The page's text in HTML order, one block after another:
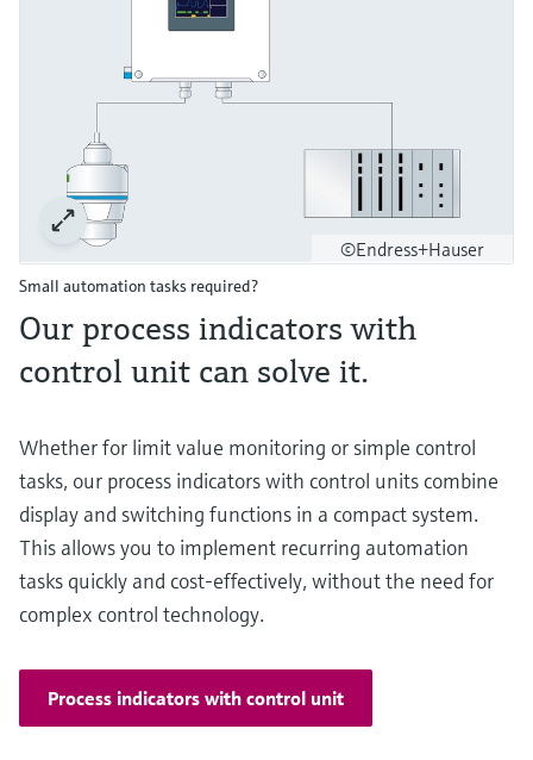
©Endress+Hauser
Small automation tasks required?
Our process indicators with
control unit can solve it.
Whether for limit value monitoring or simple control
tasks, our process indicators with control units combine
display and switching functions in a compact system.
This allows you to implement recurring automation
tasks quickly and cost-effectively, without the need for
complex control technology.
Process indicators with control unit